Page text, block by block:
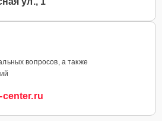
вопросов, а также